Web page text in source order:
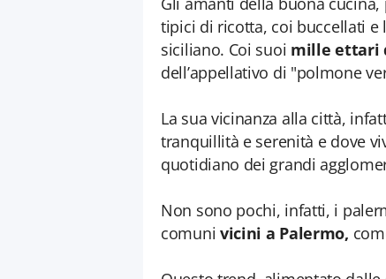
tipici di ricotta, coi buccellati e
siciliano. Coi suoi mille ettari
dell’appellativo di "polmone
La sua vicinanza alla città,
tranquillità e serenità e dove
quotidiano dei grandi
Non sono pochi, infatti, i
comuni vicini a Palermo,